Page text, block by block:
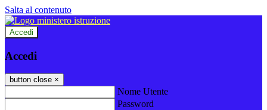
Salta al contenuto
Accedi
Accedi
button close ×
Nome Utente
Password